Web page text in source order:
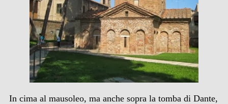
In cima al mausoleo, ma anche sopra la tomba di Dante,